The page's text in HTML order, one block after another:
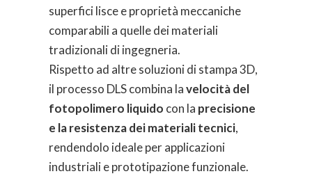
superfici lisce e proprietà meccaniche
comparabili a quelle dei materiali
tradizionali di ingegneria.
Rispetto ad altre soluzioni di stampa 3D,
il processo DLS combina lavelocità del
fotopolimero liquido con la precisione
e la resistenza dei materiali tecnici,
rendendolo ideale per applicazioni
industriali e prototipazione funzionale.